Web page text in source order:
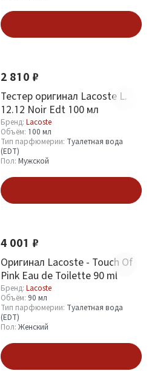
2 810 ₽
Тестер оригинал Lacoste L.
12.12 Noir Edt 100 мл
Бренд: Lacoste
Объём: 100 мл
Тип парфюмерии: Туалетная вода
(EDT)
Пол: Мужской
4 001 ₽
Оригинал Lacoste - Touch Of
Pink Eau de Toilette 90 ml
Бренд: Lacoste
Объём: 90 мл
Тип парфюмерии: Туалетная вода
(EDT)
Пол: Женский